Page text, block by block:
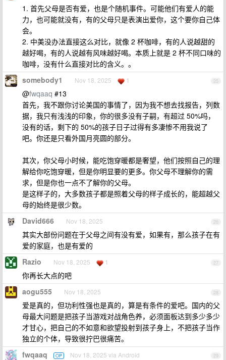
1. 首先父母是否有爱，也是个随机事件。可能他们有爱人的能
力，也可能就没有，有的父母只是表演出爱你，这个要你自己体
会。
2. 中美没办法直接这么对比，就像 2 杯咖啡，有的人说越甜的
越好喝，有的人说越有风味越好喝。本质上就是 2 杯不同口味的
咖啡，没有什么直接对比的含义。。
25
somebody1 Nov 18, 2025 1
@fwqaaq #13
首先，我不跟你讨论美国的事情了，因为我不想去找报告，列数
据，我只有浅浅的印象，你的很多没有子嗣，有超过 50%吗，
没有的话，剩下的 50%的孩子日子过得有多凄惨不用我说了
吧。你还是只看外国月亮圆的部分。
其次，你父母小时候，能吃饱穿暖都是奢望，他们按照自己的理
解给你吃饱穿暖，但是你明显要的更多。你父母不理解你的需
求，但是你也一点不了解你的父母。
是这样子的，大多数孩子都是照着父母的样子成长的，能超越父
母的始终是很少数。
26
David666 Nov 18, 2025
其实大部份问题在于父母之间有没有爱，如果有，那么孩子在有
爱的家庭，也是有爱的
27
Razio Nov 18, 2025 1
你再长大点的吧
28
aogu555 Nov 18, 2025
爱是真的，但功利性强也是真的，算是有条件的爱吧。国内的父
母最大问题是把孩子当游戏对战角色养，必须面板达到多少多少
才甘心，把自己的不如意和欲望投射到孩子身上，不把孩子当作
独立的个体，导致很拧巴很痛苦。
29
fwqaaq OP Nov 18, 2025 via Android